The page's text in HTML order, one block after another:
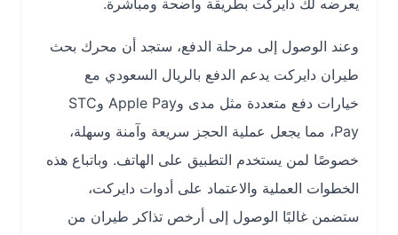
يعرضه لك دايركت بطريقة واضحة ومباشرة.
وعند الوصول إلى مرحلة الدفع، ستجد أن محرك بحث
طيران دايركت يدعم الدفع بالريال السعودي مع
خيارات دفع متعددة مثل مدى وApple Pay وSTC
Pay، مما يجعل عملية الحجز سريعة وآمنة وسهلة،
خصوصًا لمن يستخدم التطبيق على الهاتف. وباتباع هذه
الخطوات العملية والاعتماد على أدوات دايركت،
ستضمن غالبًا الوصول إلى أرخص تذاكر طيران من